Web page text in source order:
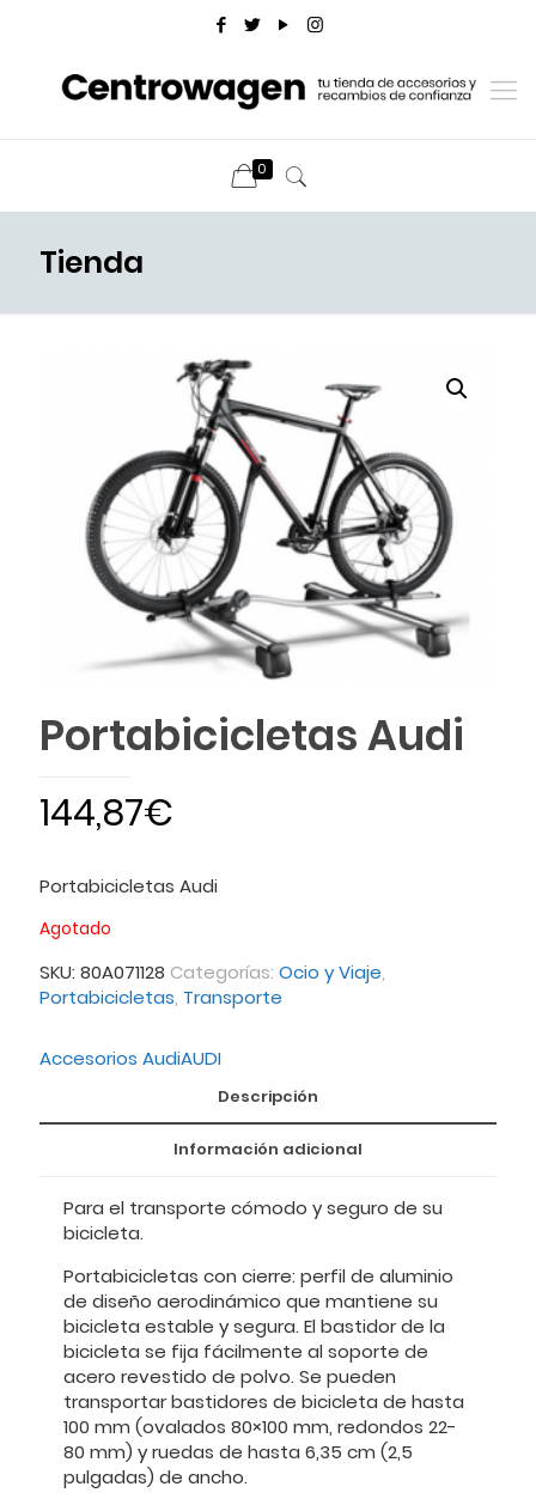
0
Tienda
Portabicicletas Audi
144,87€
Portabicicletas Audi
Agotado
SKU: 80A071128 Categorías: Ocio y Viaje,
Portabicicletas, Transporte
Accesorios AudiAUDI
Descripción
Información adicional
Para el transporte cómodo y seguro de su
bicicleta.
Portabicicletas con cierre: perfil de aluminio
de diseño aerodinámico que mantiene su
bicicleta estable y segura. El bastidor de la
bicicleta se fija fácilmente al soporte de
acero revestido de polvo. Se pueden
transportar bastidores de bicicleta de hasta
100 mm (ovalados 80×100 mm, redondos 22-
80 mm) y ruedas de hasta 6,35 cm (2,5
pulgadas) de ancho.